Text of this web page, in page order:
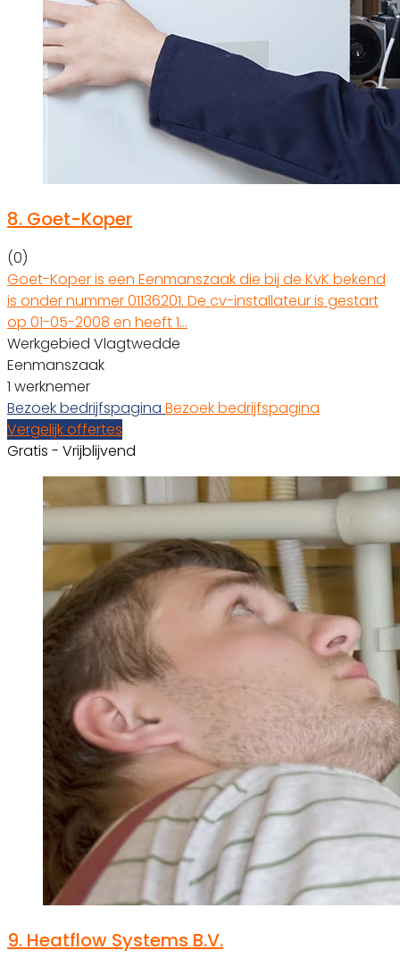
8. Goet-Koper
(0)
Goet-Koper is een Eenmanszaak die bij de KvK bekend
is onder nummer 01136201. De cv-installateur is gestart
op 01-05-2008 en heeft 1…
Werkgebied Vlagtwedde
Eenmanszaak
1 werknemer
Bezoek bedrijfspagina Bezoek bedrijfspagina
Vergelijk offertes
Gratis - Vrijblijvend
9. Heatflow Systems B.V.